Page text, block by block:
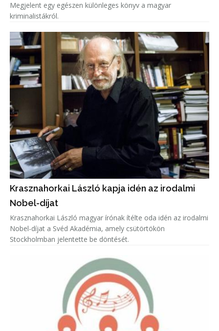
Megjelent egy egészen különleges könyv a magyar
kriminalistákról.
Krasznahorkai László kapja idén az irodalmi
Nobel-díjat
Krasznahorkai László magyar írónak ítélte oda idén az irodalmi
Nobel-díjat a Svéd Akadémia, amely csütörtökön
Stockholmban jelentette be döntését.